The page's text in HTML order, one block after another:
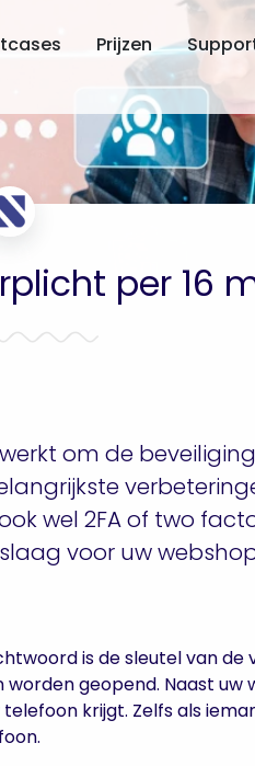
Prijzen
per 16
om de
wel 2FA of two
voor uw
is de sleutel van de
geopend. Naast uw
krijgt. Zelfs als